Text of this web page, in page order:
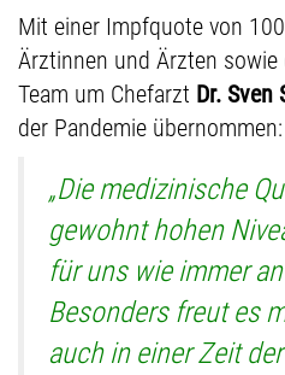
Mit einer Impfquote von
Ärztinnen und Ärzten
Team um Chefarzt Dr. Sven
der Pandemie übernommen:
„Die medizinische
gewohnt hohen
für uns wie immer
Besonders freut es
auch in einer Zeit